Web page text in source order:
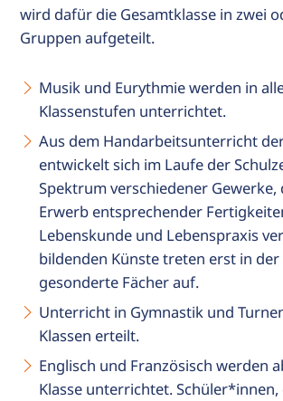
wird dafür die Gesamtklasse in zwei
Gruppen aufgeteilt.
Musik und Eurythmie werden in
Klassenstufen unterrichtet.
Aus dem Handarbeitsunterricht
entwickelt sich im Laufe der
Spektrum verschiedener Gewerke,
Erwerb entsprechender
Lebenskunde und Lebenspraxis
bildenden Künste treten erst in
gesonderte Fächer auf.
Unterricht in Gymnastik und
Klassen erteilt.
Englisch und Französisch werden
Klasse unterrichtet.